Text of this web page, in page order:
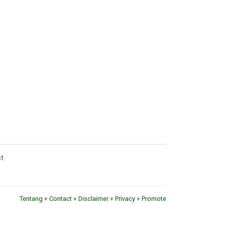
Tentang ♦ Contact ♦ Disclaimer♦ Privacy ♦ Promote